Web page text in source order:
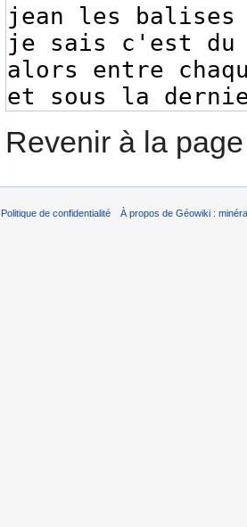
Revenir à la
Politique de confidentialité À propos de Géowiki :